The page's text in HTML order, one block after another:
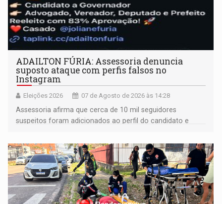
ADAILTON FÚRIA: Assessoria denuncia
suposto ataque com perfis falsos no
Instagram
Eleições 2026 07 de Agosto de 2026 às 14:28
Assessoria afirma que cerca de 10 mil seguidores
suspeitos foram adicionados ao perfil do candidato e
remover as contas